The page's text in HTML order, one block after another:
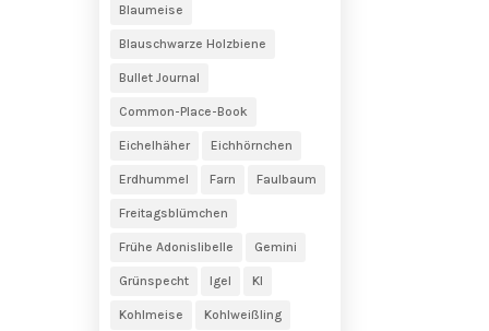
Blaumeise
Blauschwarze Holzbiene
Bullet Journal
Common-Place-Book
Eichelhäher Eichhörnchen
Erdhummel Farn Faulbaum
Freitagsblümchen
Frühe Adonislibelle Gemini
Grünspecht Igel KI
Kohlmeise Kohlweißling